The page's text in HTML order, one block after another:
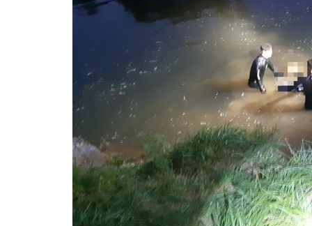
美 국방부, 켄달 전 공군장관 보안허가 취소…“에어포스원 기밀정
‘축구의 신’ 아르헨티나 축구 선수 메시의 부친 지병 별세
“美 이란전 무기 소진…북한과 분쟁시 주한 미군 취약해질 수 있어”